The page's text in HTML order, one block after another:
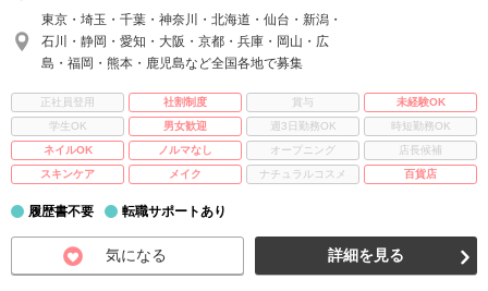
東京・埼玉・千葉・神奈川・北海道・仙台・新潟・
石川・静岡・愛知・大阪・京都・兵庫・岡山・広
島・福岡・熊本・鹿児島など全国各地で募集
正社員登用 社割制度 賞与
未経験OK
学生OK
男女歓迎 週3日勤務OK
時短勤務OK
ネイルOK
ノルマなし オープニング
店長候補
スキンケア
メイク ナチュラルコスメ 百貨店
履歴書不要 転職サポートあり
気になる 詳細を見る